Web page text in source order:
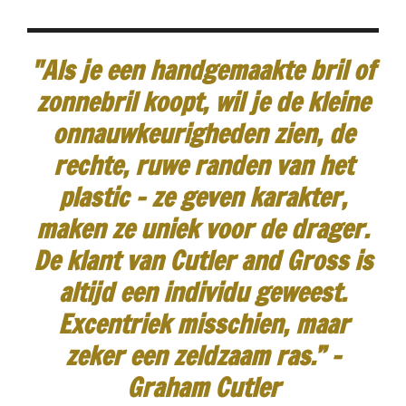
"Als je een handgemaakte bril of
zonnebril koopt, wil je de kleine
onnauwkeurigheden zien, de
rechte, ruwe randen van het
plastic - ze geven karakter,
maken ze uniek voor de drager.
De klant van Cutler and Gross is
altijd een individu geweest.
Excentriek misschien, maar
zeker een zeldzaam ras.” -
Graham Cutler